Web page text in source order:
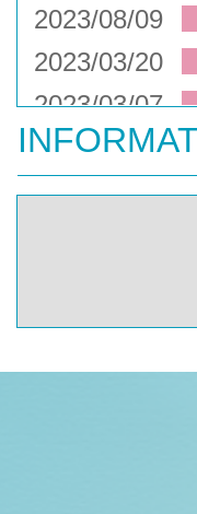
2023/08/09
2023/03/20
2023/03/07